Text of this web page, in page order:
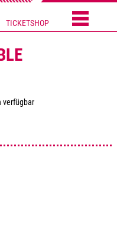
TICKETSHOP
verfügbar